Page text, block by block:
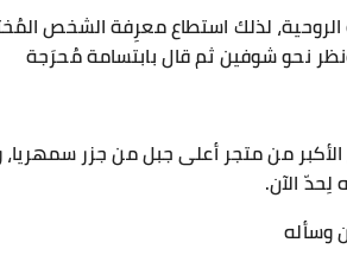
لذلك استطاع معرِفة الشخص
نحو شوفين ثم قال بابتسامة مُحرَجة
من متجر أعلى جبل من جزر سمهريا،
الآن.
وسأله